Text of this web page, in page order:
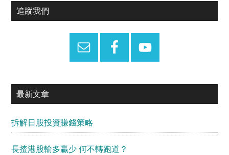
Primary
追蹤我們
最新文章
拆解日股投資賺錢策略
長揸港股輸多贏少 何不轉跑道？